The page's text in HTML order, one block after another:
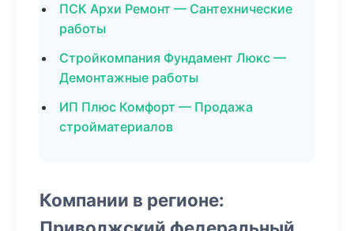
ПСК Архи Ремонт — Сантехнические
работы
Стройкомпания Фундамент Люкс —
Демонтажные работы
ИП Плюс Комфорт — Продажа
стройматериалов
Компании в регионе: